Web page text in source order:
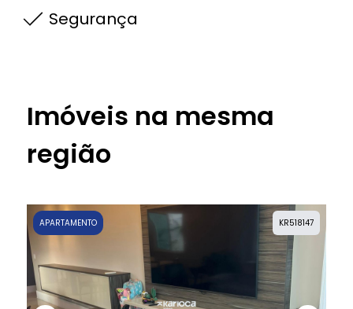
Segurança
Imóveis na mesma
região
KR518147
APARTAMENTO